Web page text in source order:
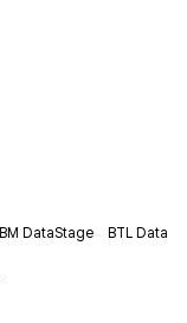
IBM DataStage
BTL Data